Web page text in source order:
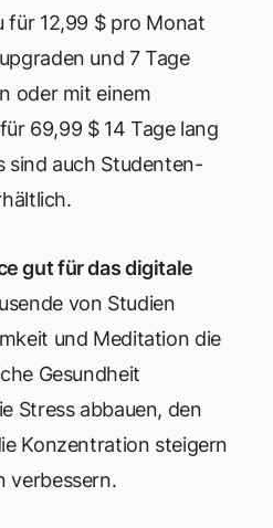
für 12,99 $ pro Monat
und 7 Tage
oder mit einem
69,99 $ 14 Tage lang
sind auch Studenten-
gut für das digitale
von Studien
und Meditation die
Gesundheit
Stress abbauen, den
Konzentration steigern
verbessern.